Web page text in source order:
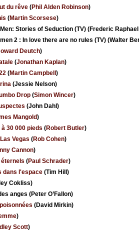
du rêve (Phil Alden Robinson)
(Martin Scorsese)
Stories of Seduction (TV) (Frederic
2 : In love there are no rules (TV) (Walter
Deutch)
(Jonathan Kaplan)
(Martin Campbell)
(Jessie Nelson)
Drop (Simon Wincer)
(John Dahl)
Mangold)
30 000 pieds (Robert Butler)
Vegas (Rob Cohen)
Cannon)
(Paul Schrader)
dans l'espace (Tim Hill)
Cokliss)
anges (Peter O’Fallon)
(David Mirkin)
)
Scott)